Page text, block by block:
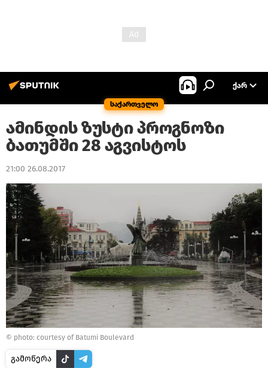
საქართველო
ᲥᲐᲠ
ამინდის ზუსტი პროგნოზი
ბათუმში 28 აგვისტოს
21:00 26.08.2017
© photo: courtesy of Batumi Boulevard
გამოწერა